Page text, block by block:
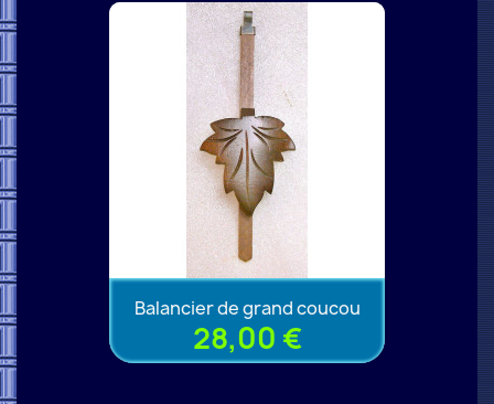
Balancier de grand coucou
28,00 €